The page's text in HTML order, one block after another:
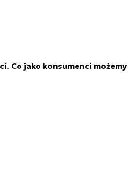
Co jako konsumenci możemy